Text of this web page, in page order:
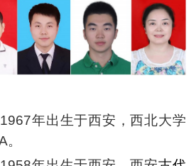
年出生于西安，西北大学